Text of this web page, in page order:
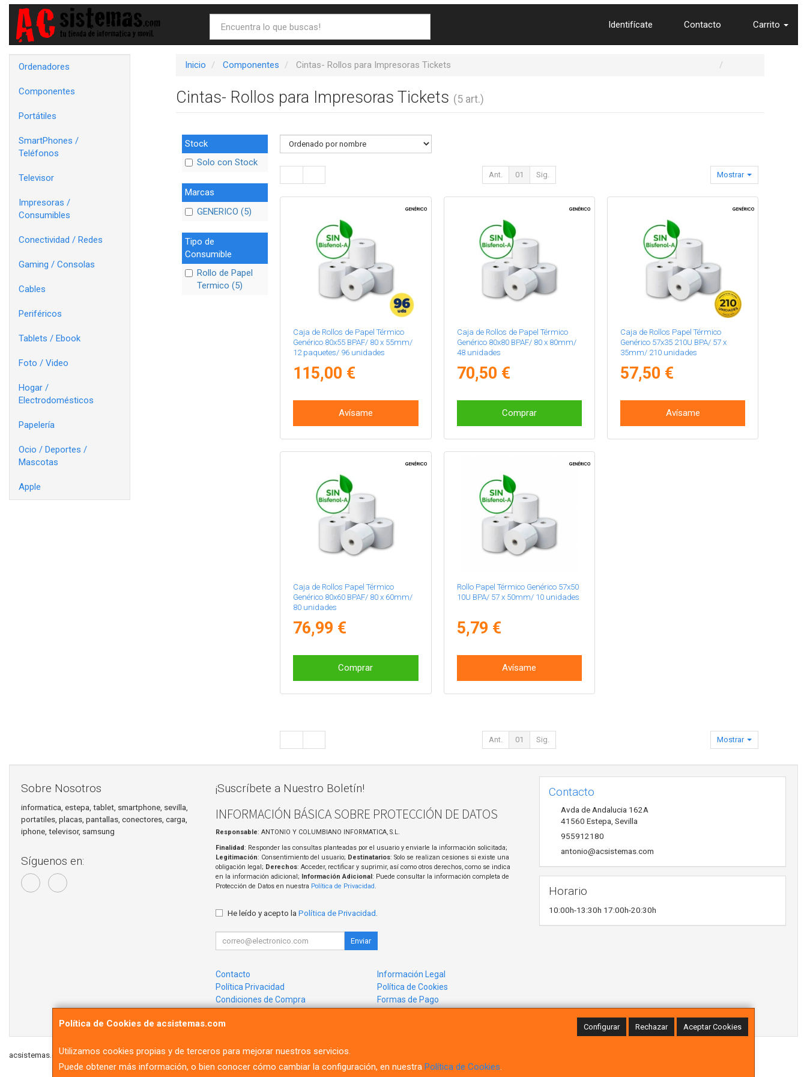
Identifícate Contacto Carrito
Ordenadores
Componentes
Portátiles
SmartPhones /
Teléfonos
Televisor
Impresoras /
Consumibles
Conectividad / Redes
Gaming / Consolas
Cables
Periféricos
Tablets / Ebook
Foto / Video
Hogar /
Electrodomésticos
Papelería
Ocio / Deportes /
Mascotas
Apple
Inicio Componentes Cintas- Rollos para Impresoras Tickets
Cintas- Rollos para Impresoras Tickets (5 art.)
Stock
Solo con Stock
Marcas
GENERICO (5)
Tipo de
Consumible
Rollo de Papel
Termico (5)
Ant. 01 Sig. Mostrar
Caja de Rollos de Papel Térmico
Genérico 80x55 BPAF/ 80 x 55mm/
12 paquetes/ 96 unidades
115,00 €
Avísame
Caja de Rollos de Papel Térmico
Genérico 80x80 BPAF/ 80 x 80mm/
48 unidades
70,50 €
Comprar
Caja de Rollos Papel Térmico
Genérico 57x35 210U BPA/ 57 x
35mm/ 210 unidades
57,50 €
Avísame
Caja de Rollos Papel Térmico
Genérico 80x60 BPAF/ 80 x 60mm/
80 unidades
76,99 €
Comprar
Rollo Papel Térmico Genérico 57x50
10U BPA/ 57 x 50mm/ 10 unidades
5,79 €
Avísame
Ant. 01 Sig. Mostrar
Política de Cookies de acsistemas.com Configurar Rechazar Aceptar Cookies
Utilizamos cookies propias y de terceros para mejorar nuestros servicios.
Puede obtener más información, o bien conocer cómo cambiar la configuración, en nuestra Política de Cookies.
Sobre Nosotros
informatica, estepa, tablet, smartphone, sevilla,
portatiles, placas, pantallas, conectores, carga,
iphone, televisor, samsung
Síguenos en:
¡Suscríbete a Nuestro Boletín!
INFORMACIÓN BÁSICA SOBRE PROTECCIÓN DE DATOS
Responsable: ANTONIO Y COLUMBIANO INFORMATICA, S.L.
Finalidad: Responder las consultas planteadas por el usuario y enviarle la información solicitada;
Legitimación: Consentimiento del usuario; Destinatarios: Solo se realizan cesiones si existe una
obligación legal; Derechos: Acceder, rectificar y suprimir, así como otros derechos, como se indica
en la información adicional;
Información Adicional : Puede consultar la información completa de
Protección de Datos en nuestra Política de Privacidad .
He leído y acepto la Política de Privacidad
Enviar
Contacto
Información Legal
Política Privacidad
Política de Cookies
Condiciones de Compra
Formas de Pago
Contacto
Avda de Andalucia 162A
41560 Estepa, Sevilla
955912180
antonio@acsistemas.com
Horario
10:00h-13:30h 17:00h-20:30h
acsistemas.com © 2026
, , , , España. - C.I.F.: B91491514 - Tfno: